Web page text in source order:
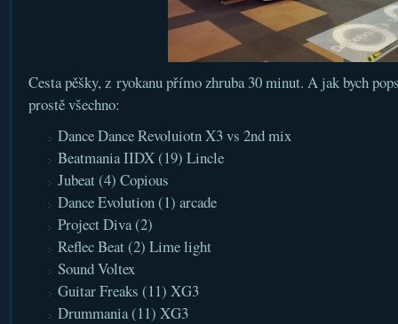
Cesta pěšky, z ryokanu přímo zhruba 30 minut. A jak bych
prostě všechno:
Dance Dance Revoluiotn X3 vs 2nd mix
Beatmania IIDX (19) Lincle
Jubeat (4) Copious
Dance Evolution (1) arcade
Project Diva (2)
Reflec Beat (2) Lime light
Sound Voltex
Guitar Freaks (11) XG3
Drummania (11) XG3